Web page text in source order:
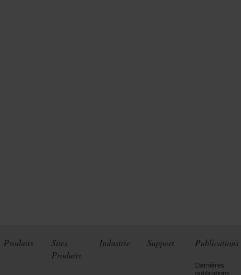
Produits
Sites
Produits
Industrie Support Publications
Dernières
publications